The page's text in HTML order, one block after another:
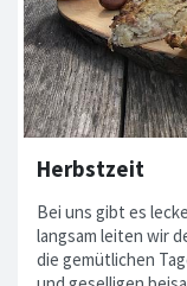
Herbstzeit
Bei uns gibt es
langsam leiten wir
die gemütlichen